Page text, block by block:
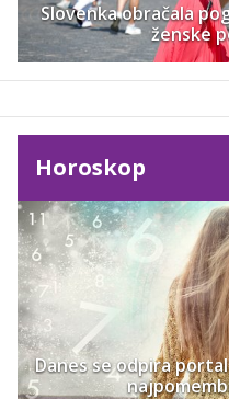
Slovenka obračala
ženske
Horoskop
Danes se odpira